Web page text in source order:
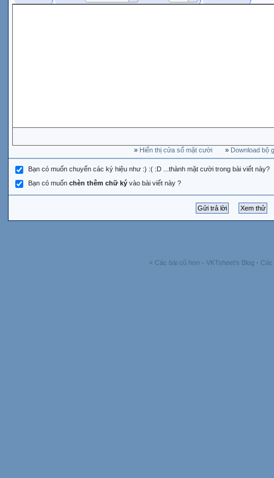
» Hiển thị cửa sổ mặt cười » Download bộ
Bạn có muốn chuyển các ký hiệu như :) :( :D ...thành mặt cười trong bài viết này?
Bạn có muốn chèn thêm chữ ký vào bài viết này ?
« Các bài cũ hơn · VKTsheet's Blog ·